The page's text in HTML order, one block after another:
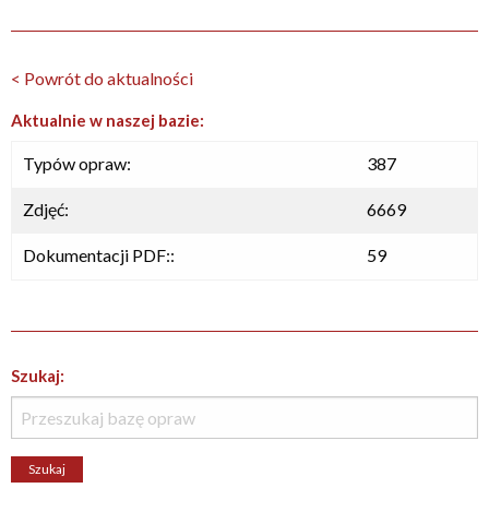
< Powrót do aktualności
Aktualnie w naszej bazie:
Typów opraw: 387
Zdjęć: 6669
Dokumentacji PDF:: 59
Szukaj: